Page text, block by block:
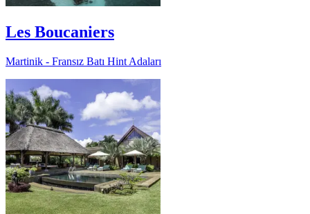
Les Boucaniers
Martinik - Fransız Batı Hint Adaları